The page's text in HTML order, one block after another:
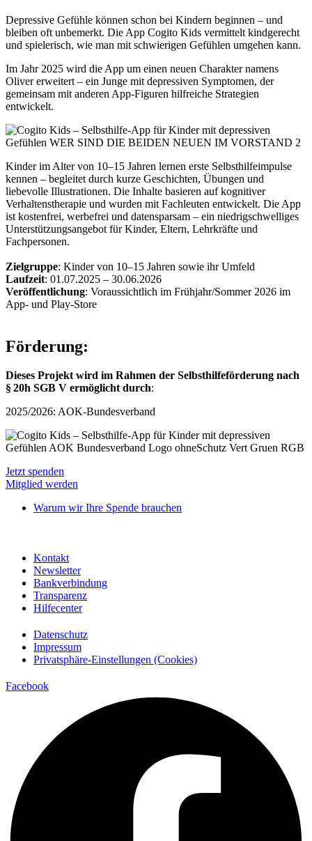
Depressive Gefühle können schon bei Kindern beginnen – und
bleiben oft unbemerkt. Die App Cogito Kids vermittelt kindgerecht
und spielerisch, wie man mit schwierigen Gefühlen umgehen kann.
Im Jahr 2025 wird die App um einen neuen Charakter namens
Oliver erweitert – ein Junge mit depressiven Symptomen, der
gemeinsam mit anderen App-Figuren hilfreiche Strategien
entwickelt.
Kinder im Alter von 10–15 Jahren lernen erste Selbsthilfeimpulse
kennen – begleitet durch kurze Geschichten, Übungen und
liebevolle Illustrationen. Die Inhalte basieren auf kognitiver
Verhaltenstherapie und wurden mit Fachleuten entwickelt. Die App
ist kostenfrei, werbefrei und datensparsam – ein niedrigschwelliges
Unterstützungsangebot für Kinder, Eltern, Lehrkräfte und
Fachpersonen.
Zielgruppe: Kinder von 10–15 Jahren sowie ihr Umfeld
Laufzeit: 01.07.2025 – 30.06.2026
Veröffentlichung: Voraussichtlich im Frühjahr/Sommer 2026 im
App- und Play-Store
Förderung:
Dieses Projekt wird im Rahmen der Selbsthilfeförderung nach
§ 20h SGB V ermöglicht durch:
2025/2026: AOK-Bundesverband
Jetzt spenden
Mitglied werden
Warum wir Ihre Spende brauchen
Kontakt
Newsletter
Bankverbindung
Transparenz
Hilfecenter
Datenschutz
Impressum
Privatsphäre-Einstellungen (Cookies)
Facebook